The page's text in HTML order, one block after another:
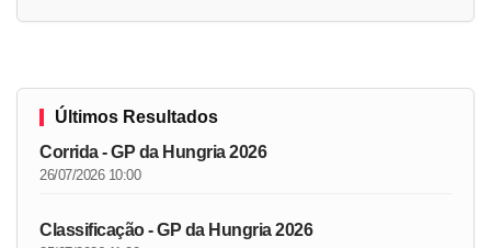
Últimos Resultados
Corrida - GP da Hungria 2026
26/07/2026 10:00
Classificação - GP da Hungria 2026